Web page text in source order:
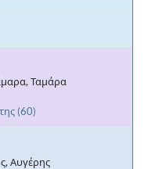
Ταμάρα
(60)
Αυγέρης